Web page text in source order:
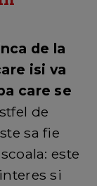
de la
isi va
care se
de
sa fie
este
si